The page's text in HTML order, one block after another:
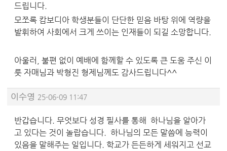
드립니다.
모쪼록 캄보디아 학생분들이 단단한 믿음 바탕 위에 역량을
발휘하여 사회에서 크게 쓰이는 인재들이 되길 소망합니다.
아울러, 불편 없이 예배에 함께할 수 있도록 큰 도움 주신 이
룻 자매님과 박형진 형제님께도 감사드립니다^^
이수영 25-06-09 11:47
반갑습니다. 무엇보다 성경 필사를 통해 하나님을 알아가
고 있다는 것이 놀랍습니다. 하나님의 모든 말씀에 능력이
있음을 말해주는 일입니다. 학교가 든든하게 세워지고 선교